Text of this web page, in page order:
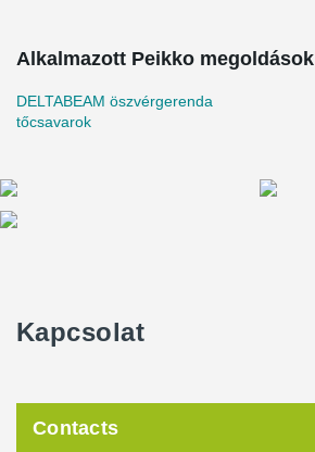
Alkalmazott Peikko megoldások
DELTABEAM öszvérgerenda
tőcsavarok
Kapcsolat
Contacts